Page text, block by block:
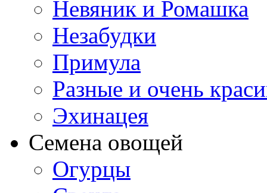
Невяник и Ромашка
Незабудки
Примула
Разные и очень
Эхинацея
Семена овощей
Огурцы